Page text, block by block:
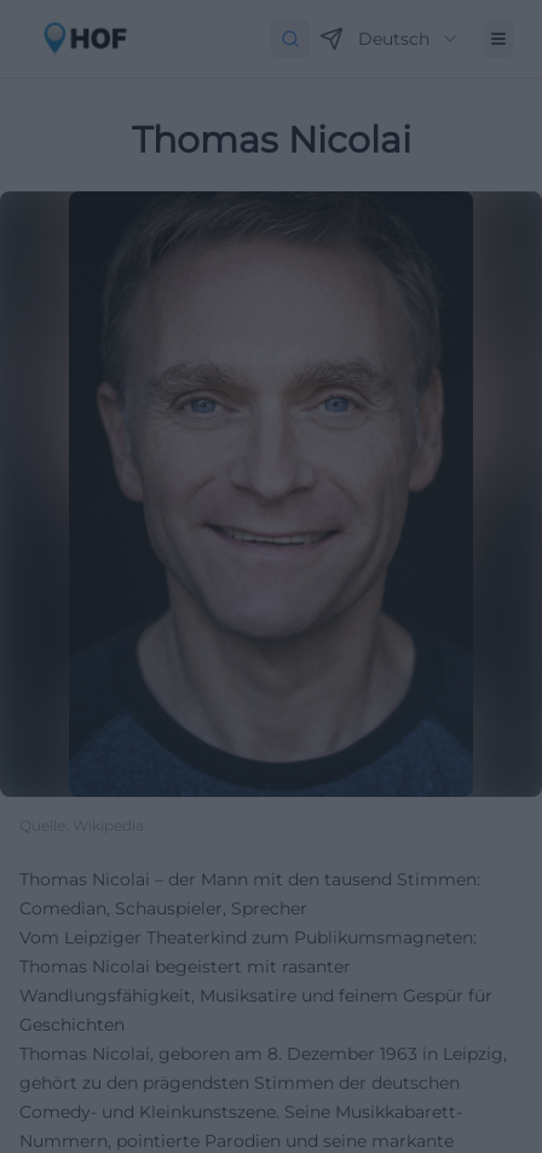
Deutsch
Thomas Nicolai
Quelle: Wikipedia
Thomas Nicolai – der Mann mit den tausend Stimmen:
Comedian, Schauspieler, Sprecher
Vom Leipziger Theaterkind zum Publikumsmagneten:
Thomas Nicolai begeistert mit rasanter
Wandlungsfähigkeit, Musiksatire und feinem Gespür für
Geschichten
Thomas Nicolai, geboren am 8. Dezember 1963 in Leipzig,
gehört zu den prägendsten Stimmen der deutschen
Comedy- und Kleinkunstszene. Seine Musikkabarett-
Nummern, pointierte Parodien und seine markante